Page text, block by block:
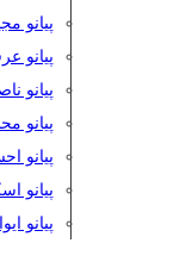
پیانو
پیانو
پیانو
پیانو
پیانو
پیانو
پیانو